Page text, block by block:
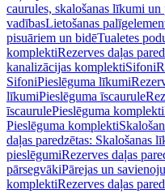
caurules, skalošanas līkumi un
vadībasLietošanas
pisuāriem un bidēTualetes
komplektiRezerves daļas
kanalizācijas komplektiSifoni
SifoniPieslēguma līkumi
līkumiPieslēguma īscaurule
īscaurulePieslēguma komplekti
Pieslēguma komplekti
daļas paredzētas: Skalošanas
pieslēgumiRezerves daļas
pārsegvākiPārejas un
komplektiRezerves daļas